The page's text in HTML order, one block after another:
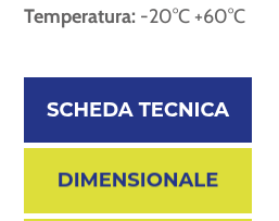
Temperatura: -20°C +60°C